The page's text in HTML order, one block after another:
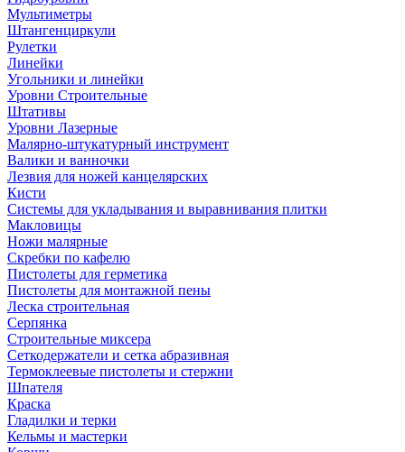
Мультиметры
Штангенциркули
Рулетки
Линейки
Угольники и линейки
Уровни Строительные
Штативы
Уровни Лазерные
Малярно-штукатурный инструмент
Валики и ванночки
Лезвия для ножей канцелярских
Кисти
Системы для укладывания и выравнивания плитки
Макловицы
Ножи малярные
Скребки по кафелю
Пистолеты для герметика
Пистолеты для монтажной пены
Леска строительная
Серпянка
Строительные миксера
Сеткодержатели и сетка абразивная
Термоклеевые пистолеты и стержни
Шпателя
Краска
Гладилки и терки
Кельмы и мастерки